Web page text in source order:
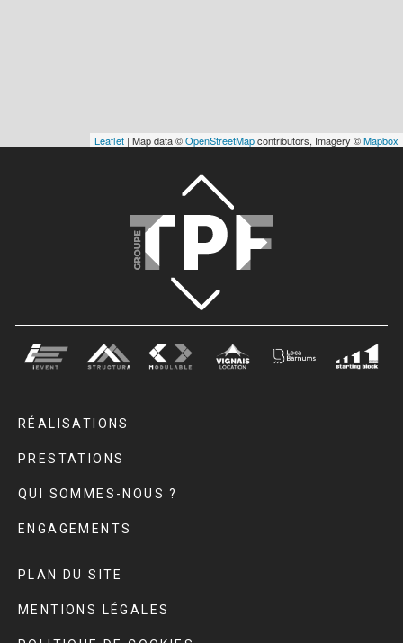
Leaflet | Map data ©OpenStreetMapcontributors, Imagery ©Mapbox
RÉALISATIONS
PRESTATIONS
QUI SOMMES-NOUS ?
ENGAGEMENTS
PLAN DU SITE
MENTIONS LÉGALES